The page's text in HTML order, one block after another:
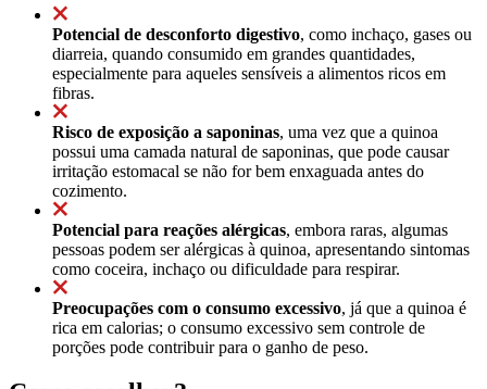
Potencial de desconforto digestivo, como inchaço, gases ou
diarreia, quando consumido em grandes quantidades,
especialmente para aqueles sensíveis a alimentos ricos em
fibras.
Risco de exposição a saponinas, uma vez que a quinoa
possui uma camada natural de saponinas, que pode causar
irritação estomacal se não for bem enxaguada antes do
cozimento.
Potencial para reações alérgicas, embora raras, algumas
pessoas podem ser alérgicas à quinoa, apresentando sintomas
como coceira, inchaço ou dificuldade para respirar.
Preocupações com o consumo excessivo, já que a quinoa é
rica em calorias; o consumo excessivo sem controle de
porções pode contribuir para o ganho de peso.